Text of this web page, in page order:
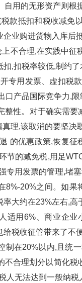
用的无形资产则根
范税款抵扣和税收
业企业购进货物入
上不合理,在实践中征
扣税率较低,制约了农
专用发票、虚
产品国际竞争力,限制
。对于确实
理,该取消的要坚
优惠政策,恢复征税
节的减免税,用足
用发票的管理,堵塞
20%之间。
约在23%左右,高于
用6%、商业企
给税收征管带来了不
制在20%以内,且统
的不合理划分以简
无法达到一般纳税人